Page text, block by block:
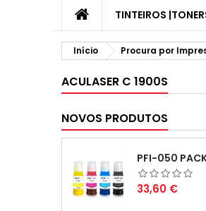
TINTEIROS
Início Procura por
ACULASER C 1900S
NOVOS PRODUTOS
Preço
33,60 €